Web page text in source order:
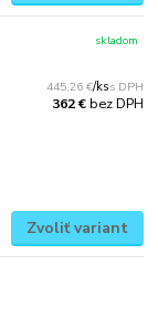
445,26 €/ks
362 €bez DPH
skladom
Zvoliť variant